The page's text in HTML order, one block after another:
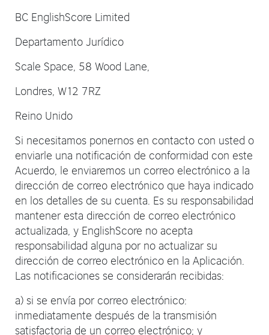
BC EnglishScore Limited
Departamento Jurídico
Scale Space, 58 Wood Lane,
Londres, W12 7RZ
Reino Unido
Si necesitamos ponernos en contacto con usted o
enviarle una notificación de conformidad con este
Acuerdo, le enviaremos un correo electrónico a la
dirección de correo electrónico que haya indicado
en los detalles de su cuenta. Es su responsabilidad
mantener esta dirección de correo electrónico
actualizada, y EnglishScore no acepta
responsabilidad alguna por no actualizar su
dirección de correo electrónico en la Aplicación.
Las notificaciones se considerarán recibidas:
a) si se envía por correo electrónico:
inmediatamente después de la transmisión
satisfactoria de un correo electrónico; y